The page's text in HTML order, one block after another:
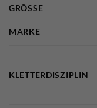
GRÖSSE
MARKE
KLETTERDISZIPLIN